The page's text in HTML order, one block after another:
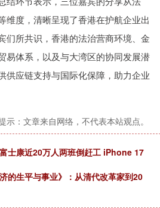
维度，清晰呈现了香港在护航企业出
们所共识，香港的法治营商环境、金
易体系，以及与大湾区的协同发展潜
供应链支持与国际化保障，助力企业
示：文章来自网络，不代表本站观点。
士康近20万人两班倒赶工 iPhone 17
的生平与事业》：从清代改革家到20